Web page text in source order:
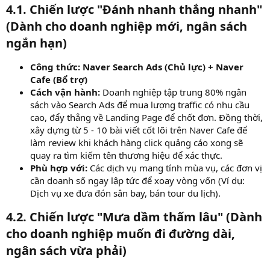
4.1. Chiến lược "Đánh nhanh thắng nhanh"
(Dành cho doanh nghiệp mới, ngân sách
ngắn hạn)
Công thức: Naver Search Ads (Chủ lực) + Naver
Cafe (Bổ trợ)
Cách vận hành: Doanh nghiệp tập trung 80% ngân
sách vào Search Ads để mua lượng traffic có nhu cầu
cao, đẩy thẳng về Landing Page để chốt đơn. Đồng thời,
xây dựng từ 5 - 10 bài viết cốt lõi trên Naver Cafe để
làm review khi khách hàng click quảng cáo xong sẽ
quay ra tìm kiếm tên thương hiệu để xác thực.
Phù hợp với: Các dịch vụ mang tính mùa vụ, các đơn vị
cần doanh số ngay lập tức để xoay vòng vốn (Ví dụ:
Dịch vụ xe đưa đón sân bay, bán tour du lịch).
4.2. Chiến lược "Mưa dầm thấm lâu" (Dành
cho doanh nghiệp muốn đi đường dài,
ngân sách vừa phải)